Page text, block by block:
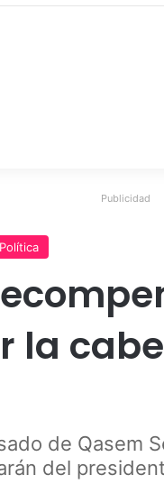
Publicidad
Política
la
de Qasem
del